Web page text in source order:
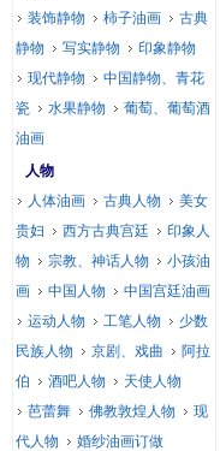
装饰静物
柿子油画
古典
静物
写实静物
印象静物
现代静物
中国静物、青花
瓷
水果静物
葡萄、葡萄酒
油画
人物
人体油画
古典人物
美女
贵妇
西方古典宫廷
印象人
物
宗教、神话人物
小孩油
画
中国人物
中国宫廷油画
运动人物
工笔人物
少数
民族人物
京剧、戏曲
阿拉
伯
酒吧人物
天使人物
芭蕾舞
佛教敦煌人物
现
代人物
婚纱油画订做